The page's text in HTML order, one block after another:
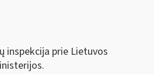
inspekcija prie Lietuvos